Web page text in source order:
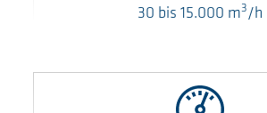
30 bis 15.000 m3/h